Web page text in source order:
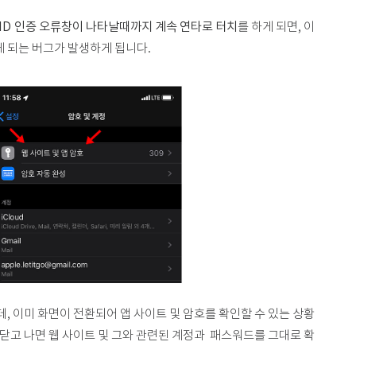
인증 오류창이 나타날때까지 계속 연타로 터치를 하게 되면, 이
되는 버그가 발생하게 됩니다.
이미 화면이 전환되어 앱 사이트 및 암호를 확인할 수 있는 상황
나면 웹 사이트 및 그와 관련된 계정과 패스워드를 그대로 확